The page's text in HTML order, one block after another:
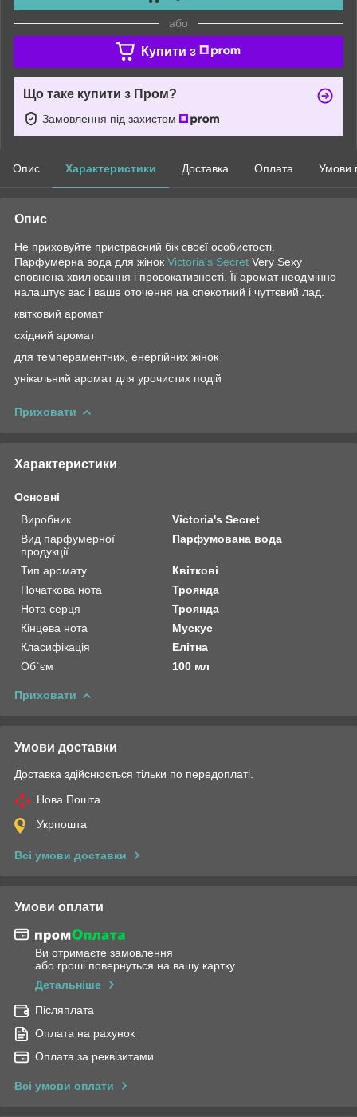
або
Купити з
Що таке купити з Пром?
Замовлення під захистом
Опис Характеристики Доставка Оплата Умови
Опис
Не приховуйте пристрасний бік своєї особистості.
Парфумерна вода для жінок Victoria's Secret Very Sexy
сповнена хвилювання і провокативності. Її аромат неодмінно
налаштує вас і ваше оточення на спекотний і чуттєвий лад.
квітковий аромат
східний аромат
для темпераментних, енергійних жінок
унікальний аромат для урочистих подій
Приховати
Характеристики
Основні
Виробник
Victoria's Secret
Вид парфумерної
продукції
Парфумована вода
Тип аромату
Квіткові
Початкова нота
Троянда
Нота серця
Троянда
Кінцева нота
Мускус
Класифікація
Елітна
Об`єм
100 мл
Приховати
Умови доставки
Доставка здійснюється тільки по передоплаті.
Нова Пошта
Укрпошта
Всі умови доставки
Умови оплати
Ви отримаєте замовлення
або гроші повернуться на вашу картку
Детальніше
Післяплата
Оплата на рахунок
Оплата за реквізитами
Всі умови оплати